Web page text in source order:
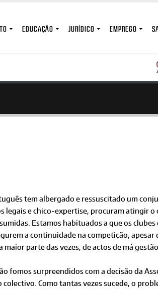
EDUCAÇÃO JURÍDICO EMPREGO
tem albergado e ressuscitado um
legais e chico-expertise, procuram atingir
Estamos habituados a que os
a continuidade na competição,
maior parte das vezes, de actos de má
fomos surpreendidos com a decisão da
Como tantas vezes sucede, o